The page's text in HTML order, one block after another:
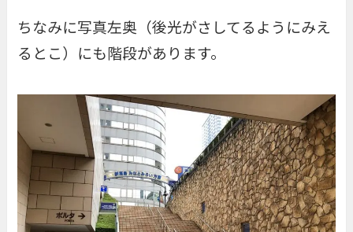
ちなみに写真左奥（後光がさしてるようにみえ
るとこ）にも階段があります。